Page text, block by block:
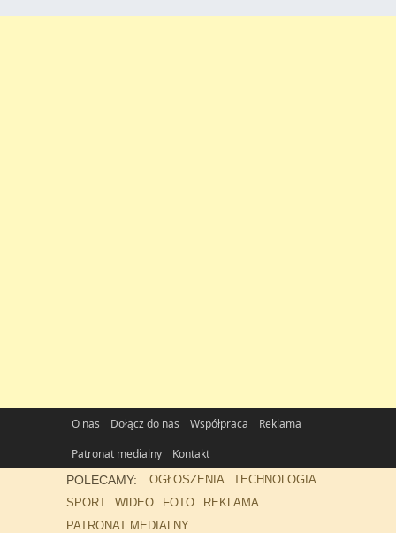
O nas Dołącz do nas Współpraca
Reklama
Patronat medialny
Kontakt
POLECAMY: OGŁOSZENIA
TECHNOLOGIA
SPORT
WIDEO FOTO
REKLAMA
PATRONAT MEDIALNY